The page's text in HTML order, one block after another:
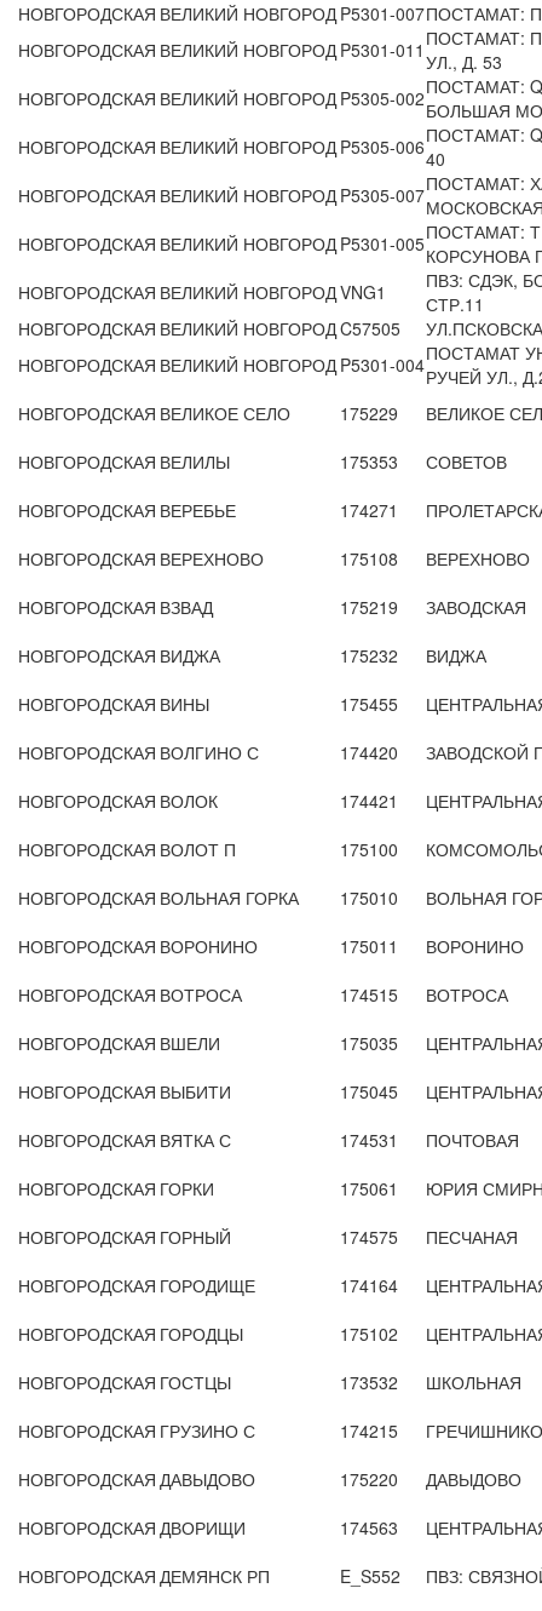
НОВГОРОДСКАЯ ВЕЛИКИЙ НОВГОРОД P5301-007ПОСТАМАТ:
НОВГОРОДСКАЯ ВЕЛИКИЙ НОВГОРОД P5301-011 ПОСТАМАТ:
УЛ., Д. 53
НОВГОРОДСКАЯ ВЕЛИКИЙ НОВГОРОД P5305-002ПОСТАМАТ:
БОЛЬШАЯ
НОВГОРОДСКАЯ ВЕЛИКИЙ НОВГОРОД P5305-006ПОСТАМАТ:
40
НОВГОРОДСКАЯ ВЕЛИКИЙ НОВГОРОД P5305-007ПОСТАМАТ:
НОВГОРОДСКАЯ ВЕЛИКИЙ НОВГОРОД P5301-005ПОСТАМАТ:
КОРСУНОВА
НОВГОРОДСКАЯ ВЕЛИКИЙ НОВГОРОДVNG1
ПВЗ: СДЭК,
СТР.11
НОВГОРОДСКАЯ ВЕЛИКИЙ НОВГОРОДC57505
НОВГОРОДСКАЯ ВЕЛИКИЙ НОВГОРОД P5301-004ПОСТАМАТ
РУЧЕЙ УЛ.,
НОВГОРОДСКАЯ ВЕЛИКОЕ СЕЛО 175229
ВЕЛИКОЕ
НОВГОРОДСКАЯ ВЕЛИЛЫ 175353
СОВЕТОВ
НОВГОРОДСКАЯ ВЕРЕБЬЕ 174271
НОВГОРОДСКАЯ ВЕРЕХНОВО 175108
ВЕРЕХНОВО
НОВГОРОДСКАЯ ВЗВАД 175219
ЗАВОДСКАЯ
НОВГОРОДСКАЯ ВИДЖА 175232
ВИДЖА
НОВГОРОДСКАЯ ВИНЫ 175455
НОВГОРОДСКАЯ ВОЛГИНО С 174420
ЗАВОДСКОЙ
НОВГОРОДСКАЯ ВОЛОК 174421
НОВГОРОДСКАЯ ВОЛОТ П 175100
НОВГОРОДСКАЯ ВОЛЬНАЯ ГОРКА 175010
ВОЛЬНАЯ
НОВГОРОДСКАЯ ВОРОНИНО 175011
ВОРОНИНО
НОВГОРОДСКАЯ ВОТРОСА 174515
ВОТРОСА
НОВГОРОДСКАЯ ВШЕЛИ 175035
НОВГОРОДСКАЯ ВЫБИТИ 175045
НОВГОРОДСКАЯ ВЯТКА С 174531
ПОЧТОВАЯ
НОВГОРОДСКАЯ ГОРКИ 175061
ЮРИЯ
НОВГОРОДСКАЯ ГОРНЫЙ 174575
ПЕСЧАНАЯ
НОВГОРОДСКАЯ ГОРОДИЩЕ 174164
НОВГОРОДСКАЯ ГОРОДЦЫ 175102
НОВГОРОДСКАЯ ГОСТЦЫ 173532
ШКОЛЬНАЯ
НОВГОРОДСКАЯ ГРУЗИНО С 174215
НОВГОРОДСКАЯ ДАВЫДОВО 175220
ДАВЫДОВО
НОВГОРОДСКАЯ ДВОРИЩИ 174563
НОВГОРОДСКАЯ ДЕМЯНСК РП E_S552
ПВЗ: